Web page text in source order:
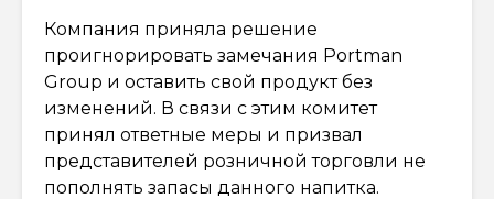
Компания приняла решение
проигнорировать замечания Portman
Group и оставить свой продукт без
изменений. В связи с этим комитет
принял ответные меры и призвал
представителей розничной торговли не
пополнять запасы данного напитка.